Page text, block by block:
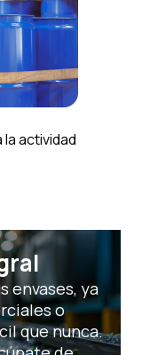
actividad
envases, ya
o
que nunca.